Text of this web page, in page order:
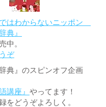
はわからないニッポン
典』
中。
ぞ
辞典』のスピンオフ企画
講座』 やってます！
をどうぞよろしく。